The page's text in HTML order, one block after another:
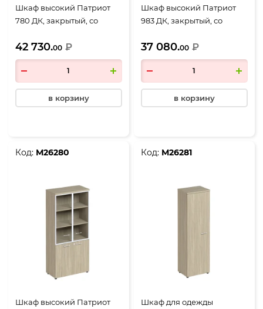
Шкаф высокий Патриот
780 ДК, закрытый, со
рамке, 2 двери,
900*460*1970, дуб
скандинавский
42 730.00 ₽
в корзину
Шкаф высокий Патриот
983 ДК, закрытый, со
900*460*1970, дуб
скандинавский
37 080.00 ₽
в корзину
Код: М26280
Шкаф высокий Патриот
Код: М26281
Шкаф для одежды